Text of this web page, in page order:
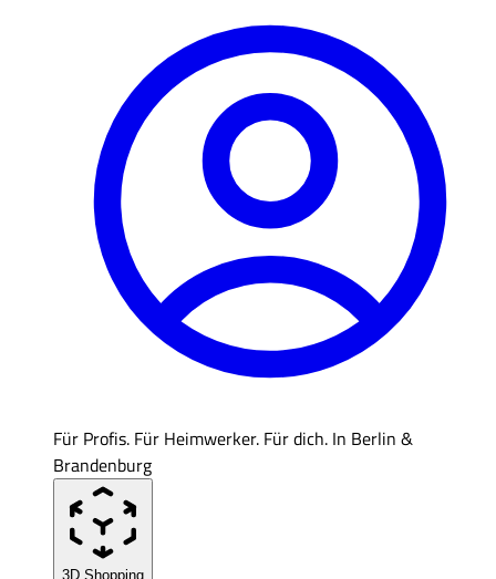
Für Profis. Für Heimwerker. Für dich. In Berlin &
Brandenburg
3D Shopping